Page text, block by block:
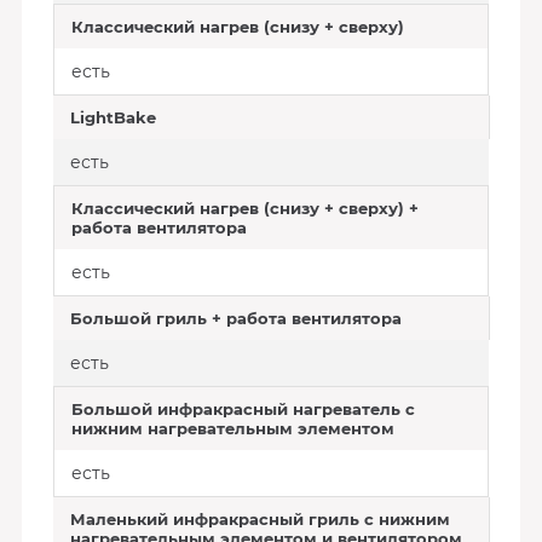
Классический нагрев (снизу + сверху)
есть
LightBake
есть
Классический нагрев (снизу + сверху) +
работа вентилятора
есть
Большой гриль + работа вентилятора
есть
Большой инфракрасный нагреватель с
нижним нагревательным элементом
есть
Маленький инфракрасный гриль с нижним